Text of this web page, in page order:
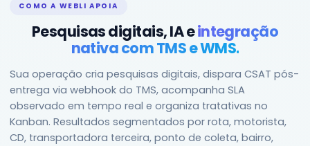
COMO A WEBLI APOIA
Pesquisas digitais, IA eintegração
nativa com TMS e WMS.
Sua operação cria pesquisas digitais, dispara CSAT pós-
entrega via webhook do TMS, acompanha SLA
observado em tempo real e organiza tratativas no
Kanban. Resultados segmentados por rota, motorista,
CD, transportadora terceira, ponto de coleta, bairro,